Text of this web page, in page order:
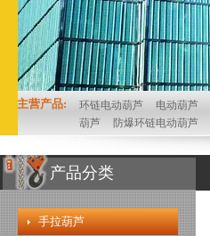
主营产品: 环链电动葫芦 电动葫芦
葫芦
防爆环链电动葫芦
产品分类
手拉葫芦